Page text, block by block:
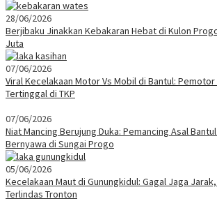
28/06/2026
Berjibaku Jinakkan Kebakaran Hebat di Kulon
Juta
07/06/2026
Viral Kecelakaan Motor Vs Mobil di Bantul:
Tertinggal di TKP
07/06/2026
Niat Mancing Berujung Duka: Pemancing Asal
Bernyawa di Sungai Progo
05/06/2026
Kecelakaan Maut di Gunungkidul: Gagal Jaga
Terlindas Tronton